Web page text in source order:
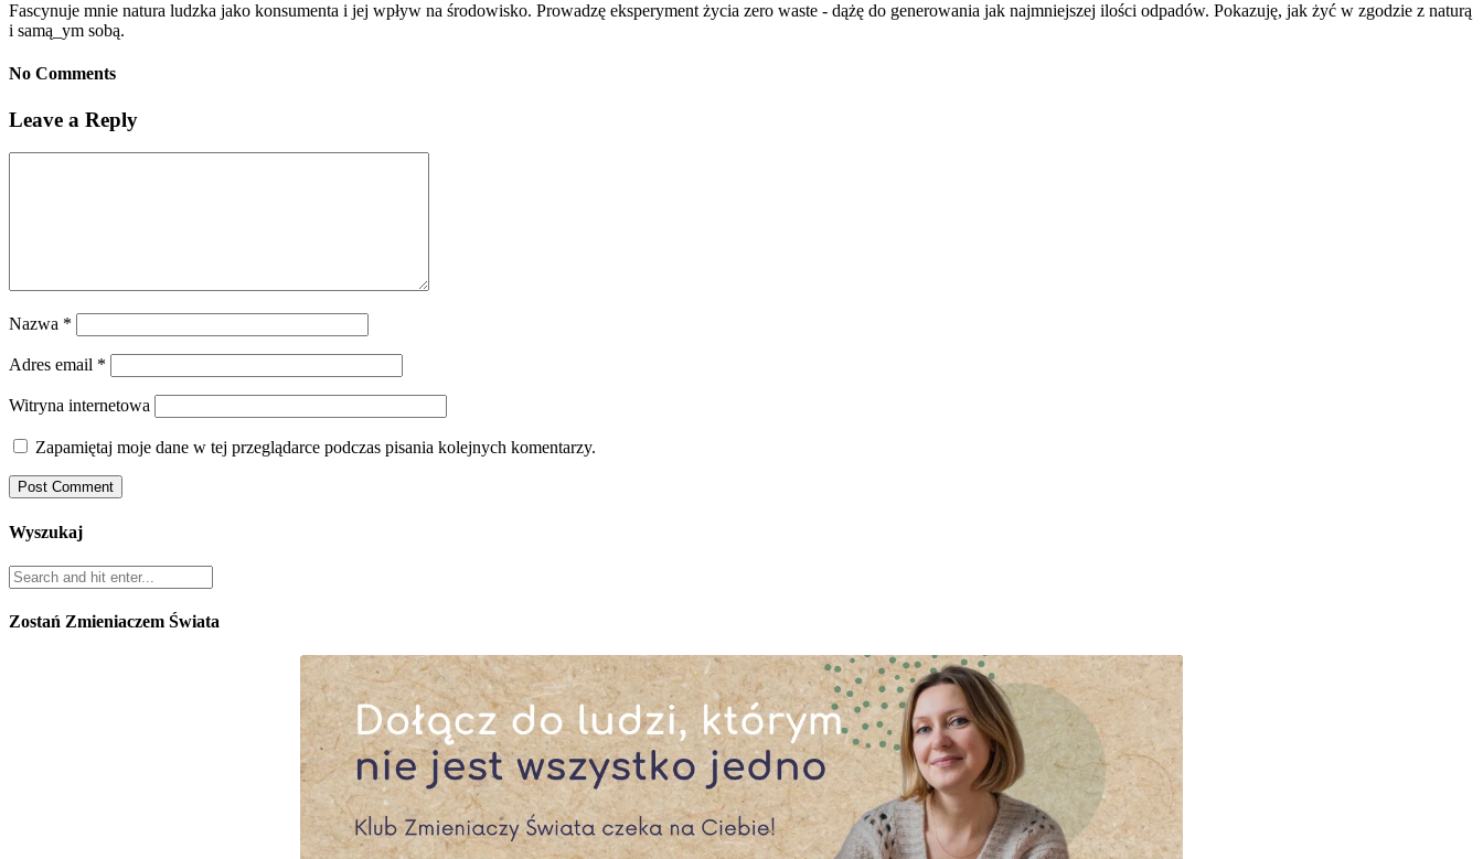
Fascynuje mnie natura ludzka jako konsumenta i jej wpływ na środowisko. Prowadzę eksperyment życia zero waste - dążę do generowania jak najmniejszej ilości odpadów. Pokazuję, jak żyć w zgodzie z naturą
i samą_ym sobą.
No Comments
Leave a Reply
Nazwa *
Adres email *
Witryna internetowa
Zapamiętaj moje dane w tej przeglądarce podczas pisania kolejnych komentarzy.
Wyszukaj
Zostań Zmieniaczem Świata